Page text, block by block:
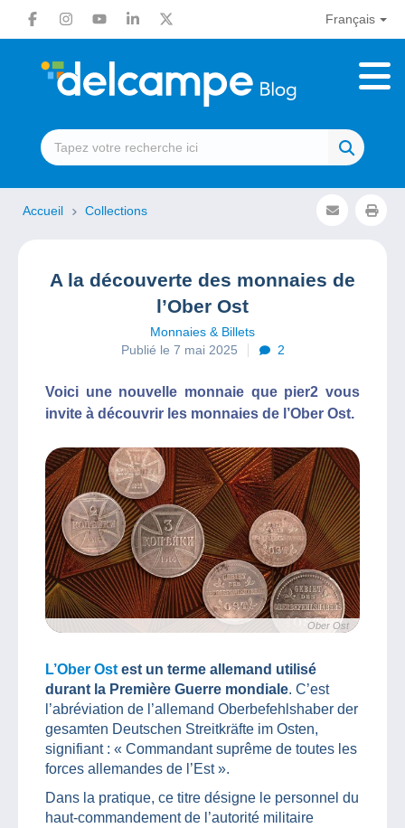
Français
Accueil Collections
A la découverte des monnaies de
l’Ober Ost
Monnaies & Billets
Publié le 7 mai 2025
2
Voici une nouvelle monnaie que pier2 vous
invite à découvrir les monnaies de l’Ober Ost.
Ober Ost
L’Ober Ost est un terme allemand utilisé
durant la Première Guerre mondiale. C’est
l’abréviation de l’allemand Oberbefehlshaber der
gesamten Deutschen Streitkräfte im Osten,
signifiant : « Commandant suprême de toutes les
forces allemandes de l’Est ».
Dans la pratique, ce titre désigne le personnel du
haut-commandement de l’autorité militaire